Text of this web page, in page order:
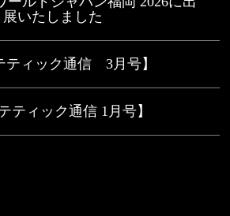
展いたしました
ティック通信 3月号】
ティック通信 1月号】